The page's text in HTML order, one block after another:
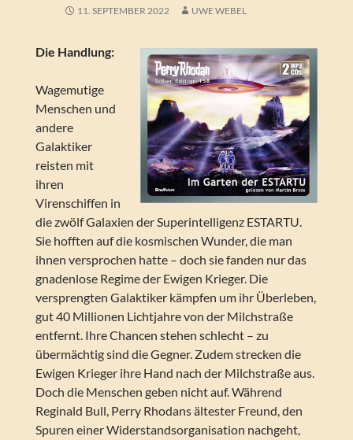
11. SEPTEMBER 2022 UWE WEBEL
Die Handlung:
Wagemutige
Menschen und
andere
Galaktiker
reisten mit
ihren
Virenschiffen in
die zwölf Galaxien der Superintelligenz ESTARTU.
Sie hofften auf die kosmischen Wunder, die man
ihnen versprochen hatte – doch sie fanden nur das
gnadenlose Regime der Ewigen Krieger. Die
versprengten Galaktiker kämpfen um ihr Überleben,
gut 40 Millionen Lichtjahre von der Milchstraße
entfernt. Ihre Chancen stehen schlecht – zu
übermächtig sind die Gegner. Zudem strecken die
Ewigen Krieger ihre Hand nach der Milchstraße aus.
Doch die Menschen geben nicht auf. Während
Reginald Bull, Perry Rhodans ältester Freund, den
Spuren einer Widerstandsorganisation nachgeht,